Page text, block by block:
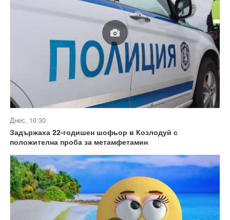
Днес, 10:30
Задържаха 22-годишен шофьор в Козлодуй с
положителна проба за метамфетамин